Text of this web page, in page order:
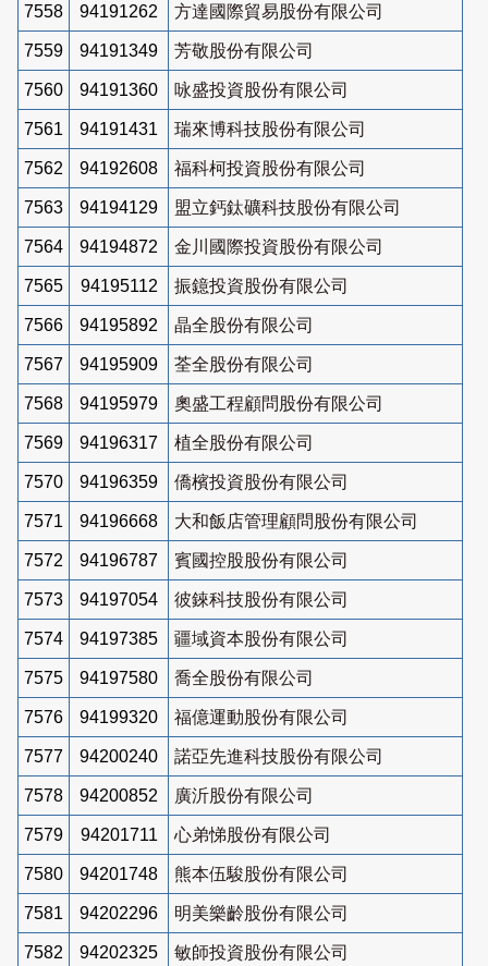
7558 94191262 方達國際貿易股份有限公司
7559 94191349 芳敬股份有限公司
7560 94191360 咏盛投資股份有限公司
7561 94191431 瑞來博科技股份有限公司
7562 94192608 福科柯投資股份有限公司
7563 94194129 盟立鈣鈦礦科技股份有限公司
7564 94194872 金川國際投資股份有限公司
7565 94195112 振鐿投資股份有限公司
7566 94195892 晶全股份有限公司
7567 94195909 荃全股份有限公司
7568 94195979 奧盛工程顧問股份有限公司
7569 94196317 植全股份有限公司
7570 94196359 僑檳投資股份有限公司
7571 94196668 大和飯店管理顧問股份有限公司
7572 94196787 賓國控股股份有限公司
7573 94197054 彼錸科技股份有限公司
7574 94197385 疆域資本股份有限公司
7575 94197580 喬全股份有限公司
7576 94199320 福億運動股份有限公司
7577 94200240 諾亞先進科技股份有限公司
7578 94200852 廣沂股份有限公司
7579 94201711 心弟悌股份有限公司
7580 94201748 熊本伍駿股份有限公司
7581 94202296 明美樂齡股份有限公司
7582 94202325 敏師投資股份有限公司